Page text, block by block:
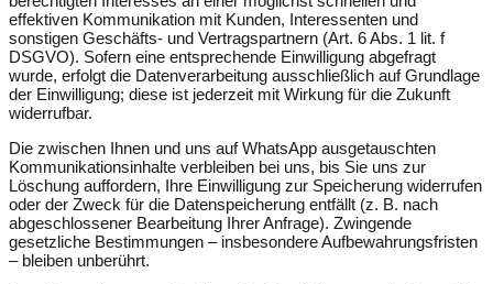
effektiven Kommunikation mit Kunden, Interessenten und
sonstigen Geschäfts- und Vertragspartnern (Art. 6 Abs. 1 lit. f
DSGVO). Sofern eine entsprechende Einwilligung abgefragt
wurde, erfolgt die Datenverarbeitung ausschließlich auf Grundlage
der Einwilligung; diese ist jederzeit mit Wirkung für die Zukunft
widerrufbar.
Die zwischen Ihnen und uns auf WhatsApp ausgetauschten
Kommunikationsinhalte verbleiben bei uns, bis Sie uns zur
Löschung auffordern, Ihre Einwilligung zur Speicherung widerrufen
oder der Zweck für die Datenspeicherung entfällt (z. B. nach
abgeschlossener Bearbeitung Ihrer Anfrage). Zwingende
gesetzliche Bestimmungen – insbesondere Aufbewahrungsfristen
– bleiben unberührt.